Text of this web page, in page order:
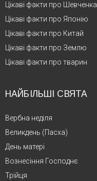
Цікаві факти про Шевченка
Цікаві факти про Японію
Цікаві факти про Китай
Цікаві факти про Землю
Цікаві факти про тварин
НАЙБІЛЬШІ СВЯТА
Вербна неділя
Великдень (Пасха)
День матері
Вознесіння Господнє
Трійця